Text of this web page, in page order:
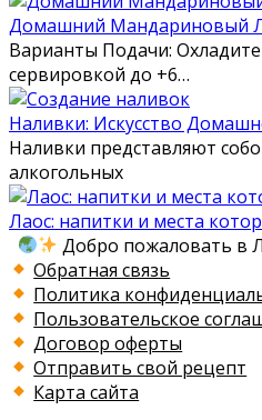
Домашний Мандариновый
Варианты Подачи:
сервировкой до +6…
Наливки: Искусство
Наливки представляют
алкогольных
Лаос: напитки и места
Добро пожаловать в
Обратная связь
Политика
Пользовательское
Договор оферты
Отправить свой рецепт
Карта сайта